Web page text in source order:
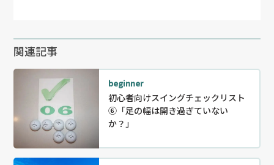
関連記事
beginner
初心者向けスイングチェックリスト
⑥「足の幅は開き過ぎていない
か？」